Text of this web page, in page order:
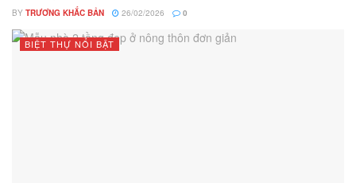
BY TRƯƠNG KHẮC BẢN 26/02/2026 0
BIỆT THỰ NỔI BẬT